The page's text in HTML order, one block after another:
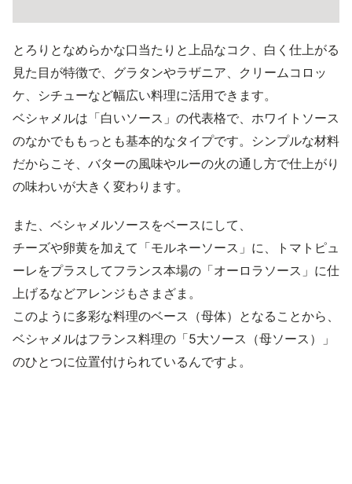
とろりとなめらかな口当たりと上品なコク、白く仕上がる
見た目が特徴で、グラタンやラザニア、クリームコロッ
ケ、シチューなど幅広い料理に活用できます。
ベシャメルは「白いソース」の代表格で、ホワイトソース
のなかでももっとも基本的なタイプです。シンプルな材料
だからこそ、バターの風味やルーの火の通し方で仕上がり
の味わいが大きく変わります。
また、ベシャメルソースをベースにして、
チーズや卵黄を加えて「モルネーソース」に、トマトピュ
ーレをプラスしてフランス本場の「オーロラソース」に仕
上げるなどアレンジもさまざま。
このように多彩な料理のベース（母体）となることから、
ベシャメルはフランス料理の「5大ソース（母ソース）」
のひとつに位置付けられているんですよ。